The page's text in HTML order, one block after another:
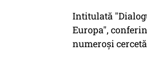
Intitulată
Europa",
numeroşi